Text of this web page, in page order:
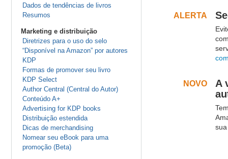
Dados de tendências de livros
Resumos
Marketing e distribuição
Diretrizes para o uso do selo
“Disponível na Amazon” por autores
KDP
Formas de promover seu livro
KDP Select
Author Central (Central do Autor)
Conteúdo A+
Advertising for KDP books
Distribuição estendida
Dicas de merchandising
Nomear seu eBook para uma
promoção (Beta)
ALERTA
NOVO
A